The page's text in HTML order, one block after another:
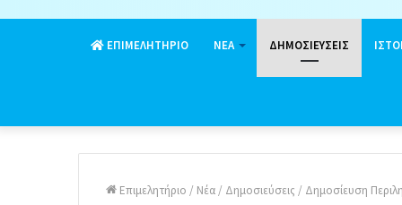
EΠΙΜΕΛΗΤΗΡΙΟ ΝΕΑ ΔΗΜΟΣΙΕΥΣΕΙΣ
Επιμελητήριο / Νέα / Δημοσιεύσεις / Δημοσίευση